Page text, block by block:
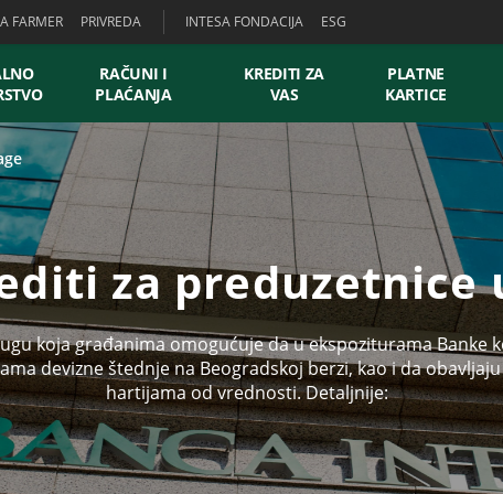
FARMER PRIVREDA INTESA FONDACIJA ESG
RAČUNI I
PLAĆANJA
KREDITI ZA
VAS
PLATNE
KARTICE
za preduzetnice
koja građanima omogućuje da u ekspoziturama Banke
devizne štednje na Beogradskoj berzi, kao i da
hartijama od vrednosti. Detaljnije: